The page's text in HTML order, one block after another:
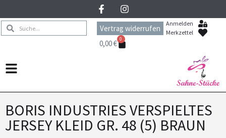
Vertrag widerrufen
Anmelden
Merkzettel
0,00€ 0
BORIS INDUSTRIES VERSPIELTES
JERSEY KLEID GR. 48 (5) BRAUN